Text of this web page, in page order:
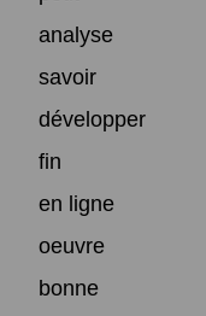
analyse
savoir
développer
fin
en ligne
oeuvre
bonne